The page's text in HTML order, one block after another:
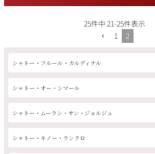
詳細検索する
25件中 21-25件表示
1
2
シャトー・フルール・カルディナル
シャトー・オー・シマール
シャトー・ムーラン・サン・ジョルジュ
シャトー・キノー・ランクロ